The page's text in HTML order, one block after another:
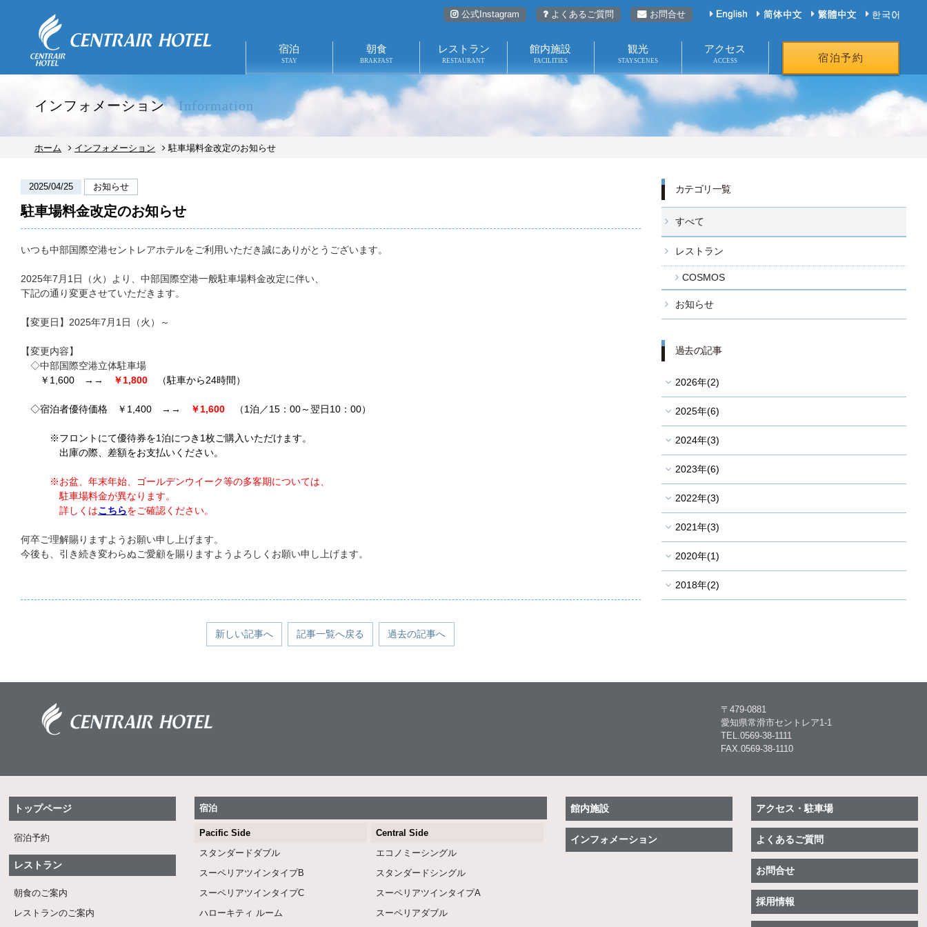
宿泊
STAY
朝食
BRAKFAST
レストラン
RESTAURANT
館内施設
FACILITIES
観光
STAYSCENES
アクセス
ACCESS 宿泊予約
公式Instagram よくあるご質問 お問合せ
TOP
宿泊予約
レストラン予約
レストラン
よくあるご質問
インフォメーション Information
ホーム インフォメーション 駐車場料金改定のお知らせ
2025/04/25 お知らせ
駐車場料金改定のお知らせ
いつも中部国際空港セントレアホテルをご利用いただき誠にありがとうございます。
2025年7月1日（火）より、中部国際空港一般駐車場料金改定に伴い、
下記の通り変更させていただきます。
【変更日】2025年7月1日（火）～
【変更内容】
◇中部国際空港立体駐車場
￥1,600 →→
￥1,800 （駐車から24時間）
◇宿泊者優待価格 ￥1,400 →→ ￥1,600 （1泊／15：00～翌日10：00）
※フロントにて優待券を1泊につき1枚ご購入いただけます。
出庫の際、差額をお支払いください。
※お盆、年末年始、ゴールデンウイーク等の多客期については、
駐車場料金が異なります。
詳しくはこちらをご確認ください。
何卒ご理解賜りますようお願い申し上げます。
今後も、引き続き変わらぬご愛顧を賜りますようよろしくお願い申し上げます。
新しい記事へ 記事一覧へ戻る 過去の記事へ
カテゴリ一覧
すべて
レストラン
COSMOS
お知らせ
過去の記事
2026年(2)
2025年(6)
2024年(3)
2023年(6)
2022年(3)
2021年(3)
2020年(1)
2018年(2)
〒479-0881
愛知県常滑市セントレア1-1
TEL.0569-38-1111
FAX.0569-38-1110
トップページ
宿泊予約
レストラン
朝食のご案内
レストランのご案内
宿泊
Pacific Side
スタンダードダブル
スーペリアツインタイプB
スーペリアツインタイプC
ハローキティ ルーム
Central Side
エコノミーシングル
スタンダードシングル
スーペリアツインタイプA
スーペリアダブル
館内施設
インフォメーション
アクセス・駐車場
よくあるご質問
お問合せ
採用情報